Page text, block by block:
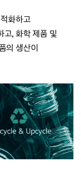
화하고
고, 화학 제품 및
의 생산이